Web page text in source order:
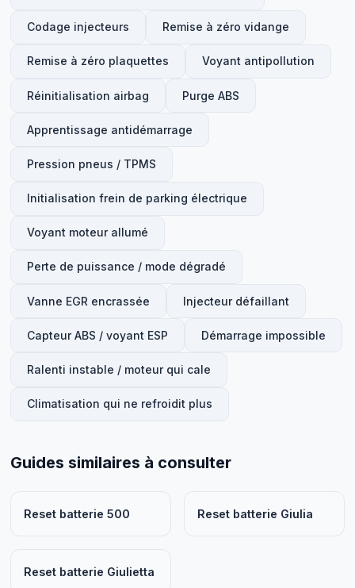
Codage injecteurs Remise à zéro vidange
Remise à zéro plaquettes Voyant antipollution
Réinitialisation airbag Purge ABS
Apprentissage antidémarrage
Pression pneus / TPMS
Initialisation frein de parking électrique
Voyant moteur allumé
Perte de puissance / mode dégradé
Vanne EGR encrassée Injecteur défaillant
Capteur ABS / voyant ESP Démarrage impossible
Ralenti instable / moteur qui cale
Climatisation qui ne refroidit plus
Guides similaires à consulter
Reset batterie 500 Reset batterie Giulia
Reset batterie Giulietta